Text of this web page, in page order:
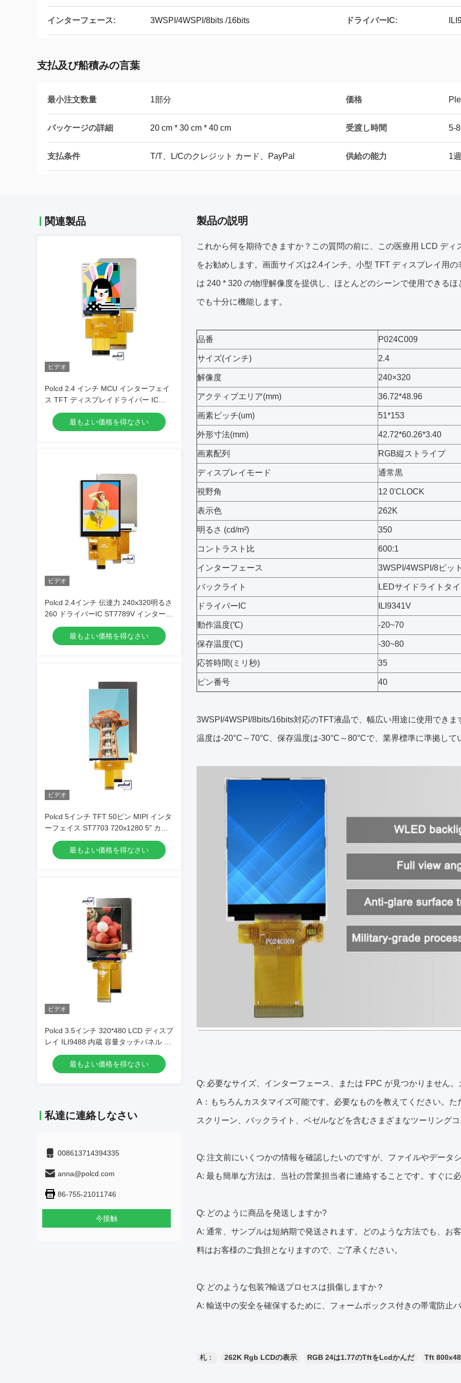
インターフェース: 3WSPI/4WSPI/8bits /16bits ドライバーIC:
支払及び船積みの言葉
最小注文数量 1部分 価格
パッケージの詳細 20 cm * 30 cm * 40 cm 受渡し時間 5-
支払条件 T/T、L/Cのクレジット カード、PayPal 供給の能力 1
関連製品
ビデオ
Polcd 2.4 インチ MCU インターフェイ
ス TFT ディスプレイドライバー IC
ST7789V2 240x320 解像度 2.4 インチ
TFT LCD モジュール
最もよい価格を得なさい
ビデオ
Polcd 2.4インチ 伝達力 240x320明るさ
260 ドライバーIC ST7789V インターフ
ェイス 4 ライン シリアル TFT LCD
最もよい価格を得なさい
ビデオ
Polcd 5インチ TFT 50ピン MIPI インタ
ーフェイス ST7703 720x1280 5" カラ
ー Tft LCD ディスプレイ モジュール
最もよい価格を得なさい
ビデオ
Polcd 3.5インチ 320*480 LCD ディスプ
レイ ILI9488 内蔵 容量タッチパネル 高
明るさ TFT LCD
最もよい価格を得なさい
私達に連絡しなさい
008613714394335
anna@polcd.com
86-755-21011746
今接触
製品の説明
これから何を期待できますか？この質問の前に、この医療用 LCD デ
をお勧めします。画面サイズは2.4インチ。小型 TFT ディスプレイ用
は 240 * 320 の物理解像度を提供し、ほとんどのシーンで使用できる
でも十分に機能します。
品番 P024C009
サイズ(インチ) 2.4
解像度 240×320
アクティブエリア(mm) 36.72*48.96
画素ピッチ(um) 51*153
外形寸法(mm) 42.72*60.26*3.40
画素配列 RGB縦ストライプ
ディスプレイモード 通常黒
視野角 12 0'CLOCK
表示色 262K
明るさ (cd/m²) 350
コントラスト比 600:1
インターフェース 3WSPI/4WSPI/8ビッ
バックライト LEDサイドライトタ
ドライバーIC ILI9341V
動作温度(℃) -20~70
保存温度(℃) -30~80
応答時間(ミリ秒) 35
ピン番号 40
3WSPI/4WSPI/8bits/16bits対応のTFT液晶で、幅広い用途に使用でき
温度は-20°C～70°C、保存温度は-30°C～80°Cで、業界標準に準拠して
Q: 必要なサイズ、インターフェース、または FPC が見つかりません
A：もちろんカスタマイズ可能です。必要なものを教えてください。
スクリーン、バックライト、ベゼルなどを含むさまざまなツーリング
Q: 注文前にいくつかの情報を確認したいのですが、ファイルやデータ
A: 最も簡単な方法は、当社の営業担当者に連絡することです。すぐに
Q: どのように商品を発送しますか?
A: 通常、サンプルは短納期で発送されます。どのような方法でも、お
料はお客様のご負担となりますので、ご了承ください。
Q: どのような包装?輸送プロセスは損傷しますか？
A: 輸送中の安全を確保するために、フォームボックス付きの帯電防止
札： 262K Rgb LCDの表示 RGB 24は1.77のTftをLcdかんだ Tft